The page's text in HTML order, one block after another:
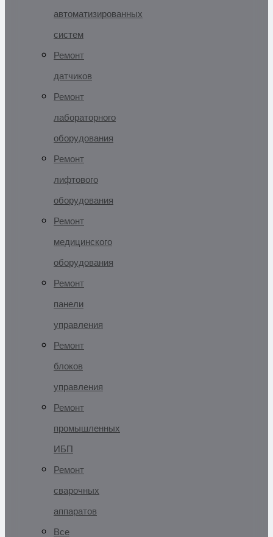
автоматизированных
систем
Ремонт
датчиков
Ремонт
лабораторного
оборудования
Ремонт
лифтового
оборудования
Ремонт
медицинского
оборудования
Ремонт
панели
управления
Ремонт
блоков
управления
Ремонт
промышленных
ИБП
Ремонт
сварочных
аппаратов
Все